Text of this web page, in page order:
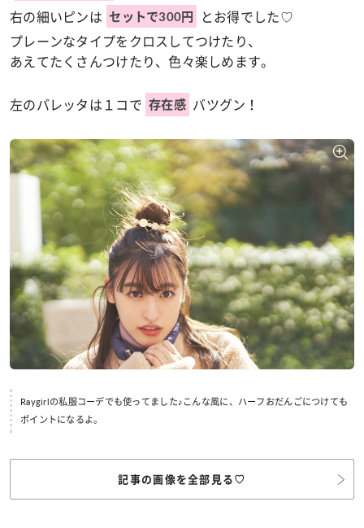
右の細いピンは セットで300円
とお得でした♡
プレーンなタイプをクロスしてつけたり、
あえてたくさんつけたり、色々楽しめます。
左のバレッタは１コで 存在感 バツグン！
Raygirlの私服コーデでも使ってました♪こんな風に、ハーフおだんごにつけても
ポイントになるよ。
記事の画像を全部見る♡